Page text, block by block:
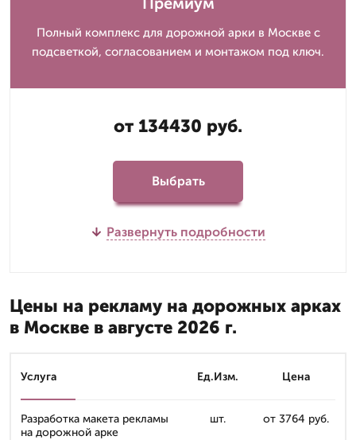
Полный комплекс для дорожной арки в Москве с
подсветкой, согласованием и монтажом под ключ.
от 134430 руб.
Выбрать
Развернуть подробности
Цены на рекламу на дорожных арках
в Москве в августе 2026 г.
Услуга Ед.Изм. Цена
Разработка макета рекламы
на дорожной арке
шт. от 3764 руб.